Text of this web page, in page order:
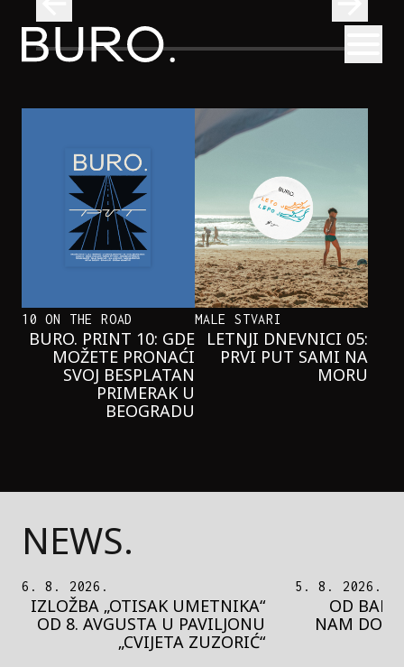
BURO.
KAD SE ISPOD TRGA REPUBLIKE
ZAČUJE OKEAN: SVE O IZLOŽBI
„ATLANTIS”
10 ON THE ROAD
BURO. PRINT 10: GDE
MOŽETE PRONAĆI
SVOJ BESPLATAN
PRIMERAK U
BEOGRADU
MALE STVARI
LETNJI DNEVNICI 05:
PRVI PUT SAMI NA
MORU
NEWS.
5. 8. 2026.
OD BAROKA DO REJVA: ŠTA
NAM DONOSI NOVI BUPBAP
FESTIVAL?
5. 8. 2026.
PEDJA
MOTIVE